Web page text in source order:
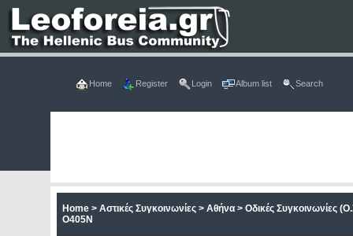
Home Register Login Album list Search
Home> Αστικές Συγκοινωνίες> Αθήνα> Οδικές Συγκοινωνίες
O405N